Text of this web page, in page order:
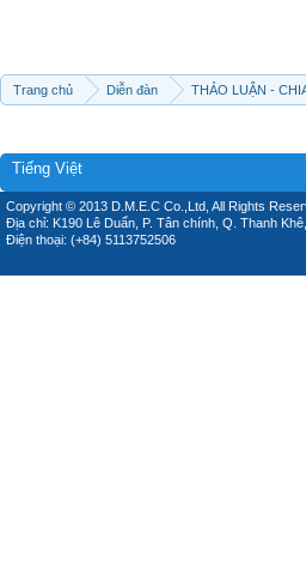
Trang chủ Diễn đàn THẢO LUẬN -
Tiếng Việt
Copyright © 2013 D.M.E.C Co.,Ltd, All Rights
Địa chỉ: K190 Lê Duẩn, P. Tân chính, Q. Thanh
Điện thoại: (+84) 5113752506